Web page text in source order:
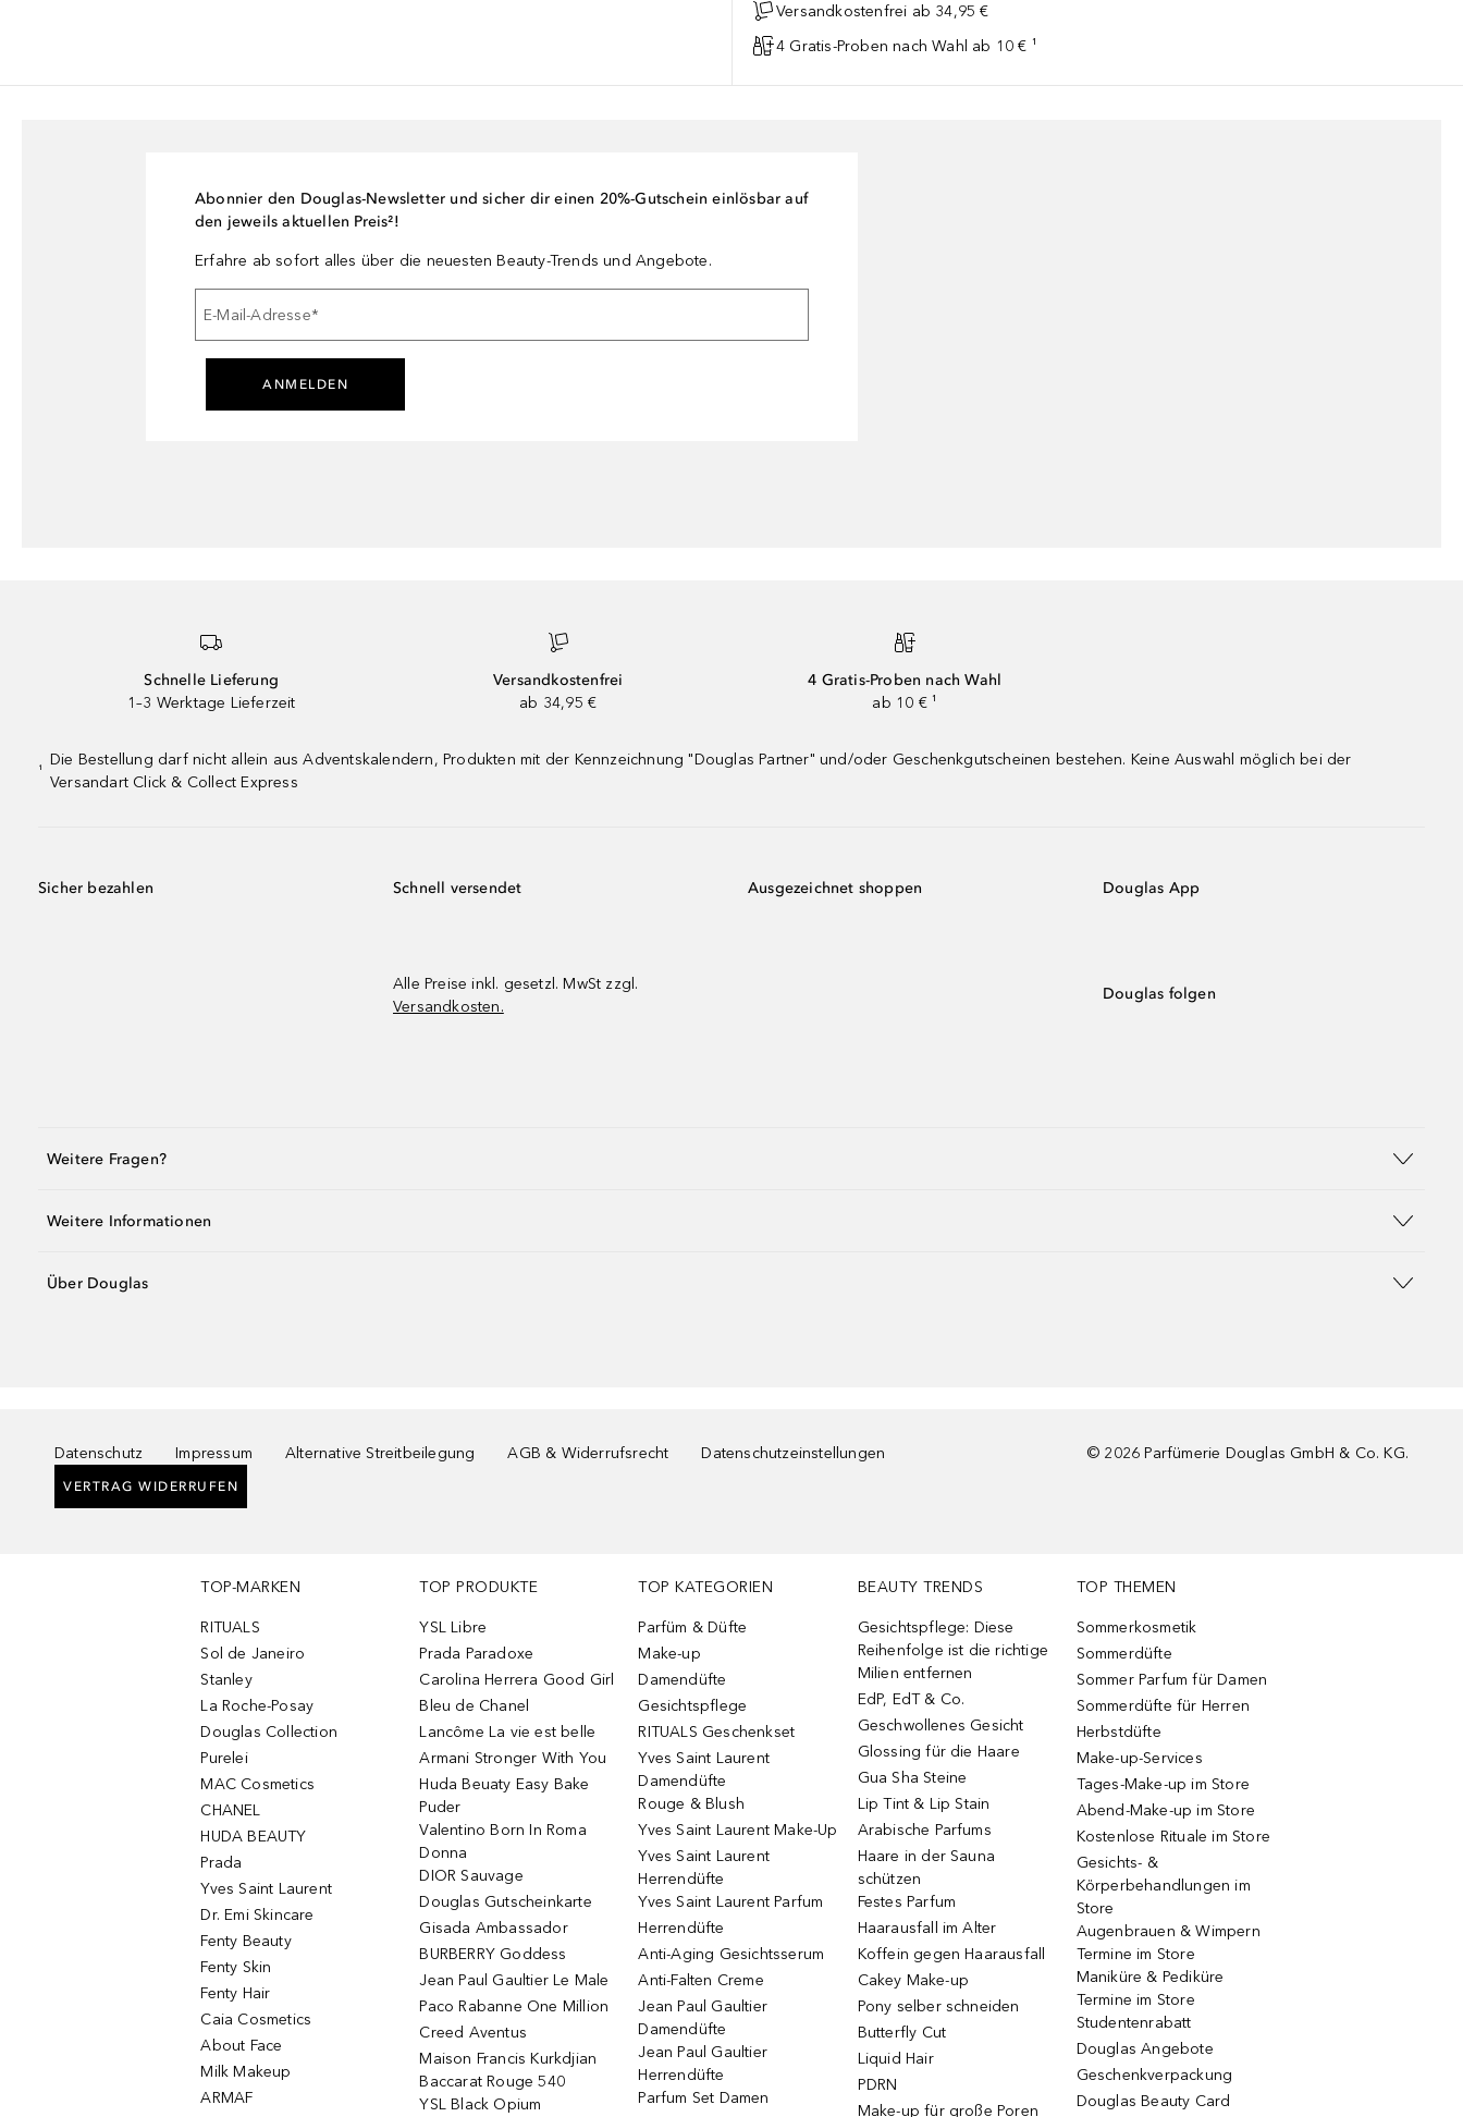
Versandkostenfrei ab 34,95 €
4 Gratis-Proben nach Wahl ab 10 € ¹
Abonnier den Douglas-Newsletter und sicher dir einen 20%-Gutschein einlösbar auf
den jeweils aktuellen Preis²!
Erfahre ab sofort alles über die neuesten Beauty-Trends und Angebote.
E-Mail-Adresse*
ANMELDEN
Schnelle Lieferung
1–3 Werktage Lieferzeit
Versandkostenfrei
ab 34,95 €
4 Gratis-Proben nach Wahl
ab 10 € ¹
¹
Die Bestellung darf nicht allein aus Adventskalendern, Produkten mit der Kennzeichnung "Douglas Partner" und/oder Geschenkgutscheinen bestehen. Keine Auswahl möglich bei der
Versandart Click & Collect Express
Sicher bezahlen Schnell versendet
Alle Preise inkl. gesetzl. MwSt zzgl.
Versandkosten.
Ausgezeichnet shoppen Douglas App
Douglas folgen
Weitere Fragen?
Weitere Informationen
Über Douglas
Datenschutz Impressum Alternative Streitbeilegung AGB & Widerrufsrecht Datenschutzeinstellungen
VERTRAG WIDERRUFEN
© 2026 Parfümerie Douglas GmbH & Co. KG.
TOP-MARKEN
RITUALS
Sol de Janeiro
Stanley
La Roche-Posay
Douglas Collection
Purelei
MAC Cosmetics
CHANEL
HUDA BEAUTY
Prada
Yves Saint Laurent
Dr. Emi Skincare
Fenty Beauty
Fenty Skin
Fenty Hair
Caia Cosmetics
About Face
Milk Makeup
ARMAF
TOP PRODUKTE
YSL Libre
Prada Paradoxe
Carolina Herrera Good Girl
Bleu de Chanel
Lancôme La vie est belle
Armani Stronger With You
Huda Beuaty Easy Bake
Puder
Valentino Born In Roma
Donna
DIOR Sauvage
Douglas Gutscheinkarte
Gisada Ambassador
BURBERRY Goddess
Jean Paul Gaultier Le Male
Paco Rabanne One Million
Creed Aventus
Maison Francis Kurkdjian
Baccarat Rouge 540
YSL Black Opium
TOP KATEGORIEN
Parfüm & Düfte
Make-up
Damendüfte
Gesichtspflege
RITUALS Geschenkset
Yves Saint Laurent
Damendüfte
Rouge & Blush
Yves Saint Laurent Make-Up
Yves Saint Laurent
Herrendüfte
Yves Saint Laurent Parfum
Herrendüfte
Anti-Aging Gesichtsserum
Anti-Falten Creme
Jean Paul Gaultier
Damendüfte
Jean Paul Gaultier
Herrendüfte
Parfum Set Damen
BEAUTY TRENDS
Gesichtspflege: Diese
Reihenfolge ist die richtige
Milien entfernen
EdP, EdT & Co.
Geschwollenes Gesicht
Glossing für die Haare
Gua Sha Steine
Lip Tint & Lip Stain
Arabische Parfums
Haare in der Sauna
schützen
Festes Parfum
Haarausfall im Alter
Koffein gegen Haarausfall
Cakey Make-up
Pony selber schneiden
Butterfly Cut
Liquid Hair
PDRN
Make-up für große Poren
TOP THEMEN
Sommerkosmetik
Sommerdüfte
Sommer Parfum für Damen
Sommerdüfte für Herren
Herbstdüfte
Make-up-Services
Tages-Make-up im Store
Abend-Make-up im Store
Kostenlose Rituale im Store
Gesichts- &
Körperbehandlungen im
Store
Augenbrauen & Wimpern
Termine im Store
Maniküre & Pediküre
Termine im Store
Studentenrabatt
Douglas Angebote
Geschenkverpackung
Douglas Beauty Card